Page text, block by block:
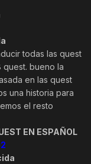
todas las quest
quest. bueno la
en las quest
una historia para
el resto
EN ESPAÑOL